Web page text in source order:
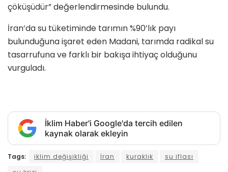
çöküşüdür” değerlendirmesinde bulundu.
İran’da su tüketiminde tarımın %90’lık payı
bulunduğuna işaret eden Madani, tarımda radikal su
tasarrufuna ve farklı bir bakışa ihtiyaç olduğunu
vurguladı.
İklim Haber'i Google'da tercih edilen
kaynak olarak ekleyin
Tags: iklim değişikliği İran kuraklık
su iflası